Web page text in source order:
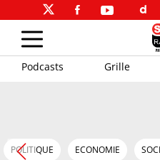
Podcasts Grille
POLITIQUE ECONOMIE